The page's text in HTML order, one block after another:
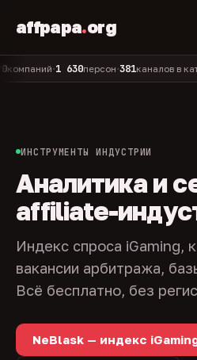
affpapa.org
•1 630персон•381каналов в
ИНСТРУМЕНТЫ ИНДУСТРИИ
Аналитика и
affiliate-
Индекс спроса iGaming,
вакансии арбитража,
Всё бесплатно, без
NeBlask — индекс